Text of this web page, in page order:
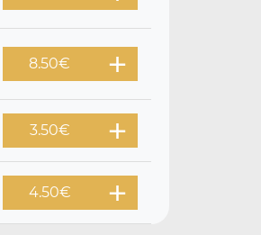
8.50€
3.50€
4.50€